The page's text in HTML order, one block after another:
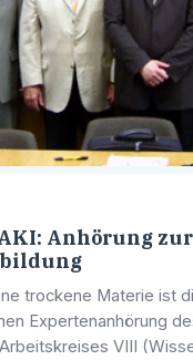
Anhörung
trockene Materie ist
Expertenanhörung
VIII